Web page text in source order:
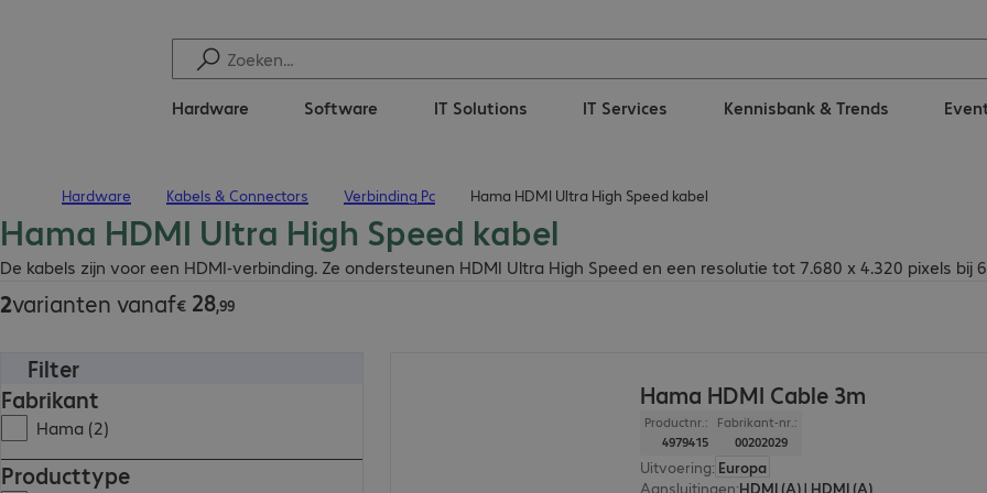
Hardware Software IT Solutions IT Services Kennisbank & Trends
Hardware Kabels & Connectors Verbinding Pc Hama HDMI Ultra High Speed kabel
Hama HDMI Ultra High Speed kabel
De kabels zijn voor een HDMI-verbinding. Ze ondersteunen HDMI Ultra High Speed en een resolutie tot 7.680 x 4.320 pixels bij
2varianten vanaf€ 28,99
€ 28,99
Filter
Fabrikant
Hama (2)
Producttype
Hama HDMI Cable 3m
Productnr.:
4979415
Fabrikant-nr.:
00202029
Uitvoering: Europa
Aansluitingen:HDMI (A) | HDMI (A)